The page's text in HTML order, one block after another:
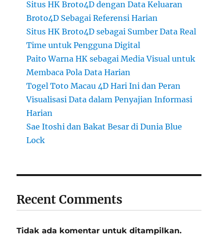
Situs HK Broto4D dengan Data Keluaran
Broto4D Sebagai Referensi Harian
Situs HK Broto4D sebagai Sumber Data Real
Time untuk Pengguna Digital
Paito Warna HK sebagai Media Visual untuk
Membaca Pola Data Harian
Togel Toto Macau 4D Hari Ini dan Peran
Visualisasi Data dalam Penyajian Informasi
Harian
Sae Itoshi dan Bakat Besar di Dunia Blue
Lock
Recent Comments
Tidak ada komentar untuk ditampilkan.